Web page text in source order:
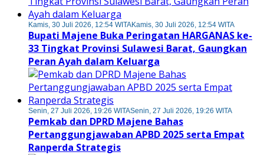
Kamis, 30 Juli 2026, 12:54 WITAKamis, 30 Juli 2026, 12:54 WITA
Bupati Majene Buka Peringatan HARGANAS ke-
33 Tingkat Provinsi Sulawesi Barat, Gaungkan
Peran Ayah dalam Keluarga
Senin, 27 Juli 2026, 19:26 WITASenin, 27 Juli 2026, 19:26 WITA
Pemkab dan DPRD Majene Bahas
Pertanggungjawaban APBD 2025 serta Empat
Ranperda Strategis